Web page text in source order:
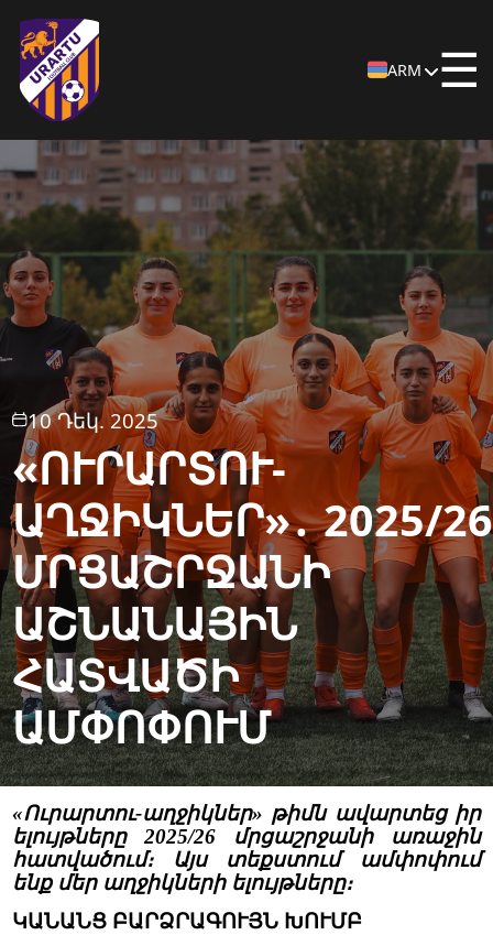
ARM ☰
10 Դեկ. 2025
«ՈՒՐԱՐՏՈՒ-
ԱՂՋԻԿՆԵՐ»․ 2025/26
ՄՐՑԱՇՐՋԱՆԻ
ԱՇՆԱՆԱՅԻՆ
ՀԱՏՎԱԾԻ
ԱՄՓՈՓՈՒՄ
«Ուրարտու-աղջիկներ» թիմն ավարտեց իր
ելույթները 2025/26 մրցաշրջանի առաջին
հատվածում։ Այս տեքստում ամփոփում
ենք մեր աղջիկների ելույթները։
ԿԱՆԱՆՑ ԲԱՐՁՐԱԳՈՒՅՆ ԽՈՒՄԲ